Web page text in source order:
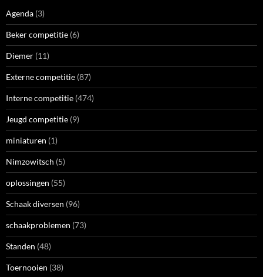
Agenda (3)
Beker competitie (6)
Diemer (11)
Externe competitie (87)
Interne competitie (474)
Jeugd competitie (9)
miniaturen (1)
Nimzowitsch (5)
oplossingen (55)
Schaak diversen (96)
schaakproblemen (73)
Standen (48)
Toernooien (38)